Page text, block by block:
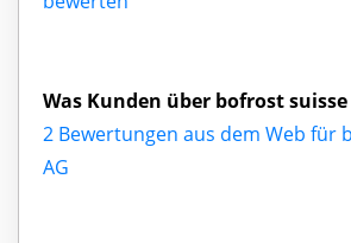
Was Kunden über bofrost suisse
2 Bewertungen aus dem Web für
AG